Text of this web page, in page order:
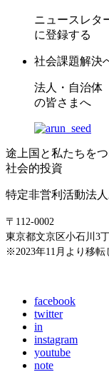
ニュースレタ
に登録する
社会課題解決
法人・自治体
の皆さまへ
途上国と私たちを
社会的投資
特定非営利活動法人
〒112-0002
東京都文京区小石川3
※2023年11月より移転
facebook
twitter
in
instagram
youtube
note